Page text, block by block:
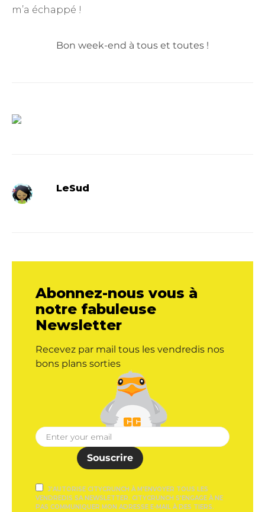
m’a échappé !
Bon week-end à tous et toutes !
LeSud
Abonnez-nous vous à
notre fabuleuse
Newsletter
Recevez par mail tous les vendredis nos
bons plans sorties
Souscrire
J'AUTORISE CITYCRUNCH À M'ENVOYER TOUS LES
VENDREDIS SA NEWSLETTER. CITYCRUNCH S'ENGAGE À NE
PAS COMMUNIQUER MON ADRESSE E-MAIL À DES TIERS.